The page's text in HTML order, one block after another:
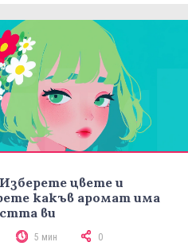
цвете и
какъв аромат има
ви
5 мин 0